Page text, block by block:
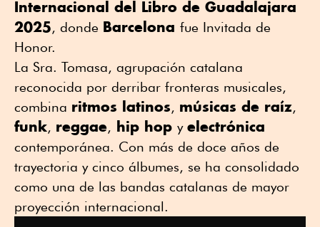
Internacional del Libro de Guadalajara
2025, donde Barcelona fue Invitada de
Honor.
La Sra. Tomasa, agrupación catalana
reconocida por derribar fronteras musicales,
combina ritmos latinos, músicas de raíz,
funk, reggae, hip hop y electrónica
contemporánea. Con más de doce años de
trayectoria y cinco álbumes, se ha consolidado
como una de las bandas catalanas de mayor
proyección internacional.